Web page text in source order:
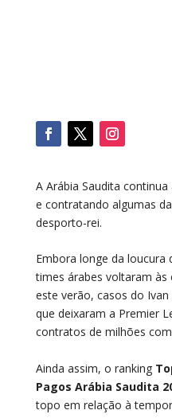
A Arábia Saudita
e contratando algumas
desporto-rei.
Embora longe da loucura
times árabes voltaram
este verão, casos do
que deixaram a Premier
contratos de milhões
Ainda assim, o ranking
Pagos Arábia Saudita
topo em relação à